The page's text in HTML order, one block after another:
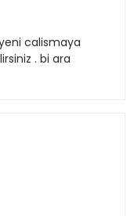
calismaya
. bi ara